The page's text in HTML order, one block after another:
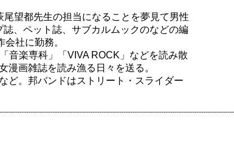
望都先生の担当になることを夢見て男性
、ペット誌、サブカルムックのなどの編
社に勤務。
音楽専科」「VIVA ROCK」などを読み散
漫画雑誌を読み漁る日々を送る。
ど。邦バンドはストリート・スライダー